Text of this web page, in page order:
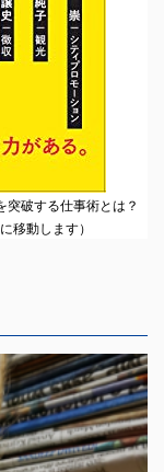
破する仕事術とは？
移動します）